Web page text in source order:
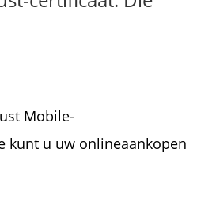
Mobile-
kunt u uw onlineaankopen